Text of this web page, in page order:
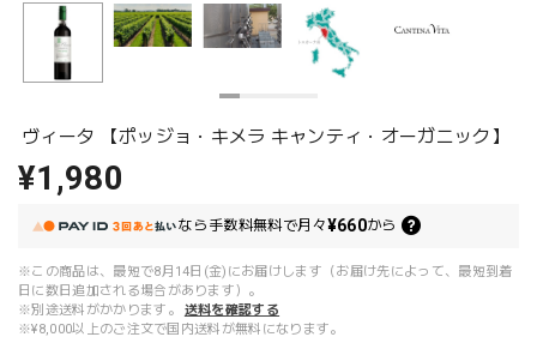
ヴィータ 【ポッジョ・キメラ キャンティ・オーガニック】
¥1,980
なら 手数料無料で月々¥660から
※この商品は、最短で8月14日(金)にお届けします（お届け先によって、最短到着
日に数日追加される場合があります）。
※別途送料がかかります。
送料を確認する
※¥8,000以上のご注文で国内送料が無料になります。